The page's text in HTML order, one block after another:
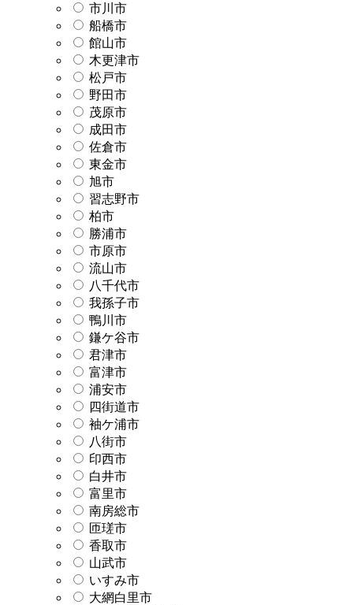
市川市
船橋市
館山市
木更津市
松戸市
野田市
茂原市
成田市
佐倉市
東金市
旭市
習志野市
柏市
勝浦市
市原市
流山市
八千代市
我孫子市
鴨川市
鎌ケ谷市
君津市
富津市
浦安市
四街道市
袖ケ浦市
八街市
印西市
白井市
富里市
南房総市
匝瑳市
香取市
山武市
いすみ市
大網白里市